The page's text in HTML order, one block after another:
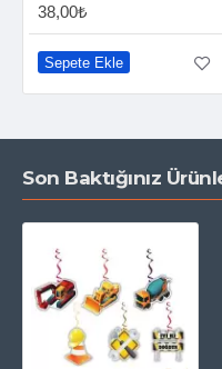
38,00₺
Sepete Ekle
Son Baktığınız